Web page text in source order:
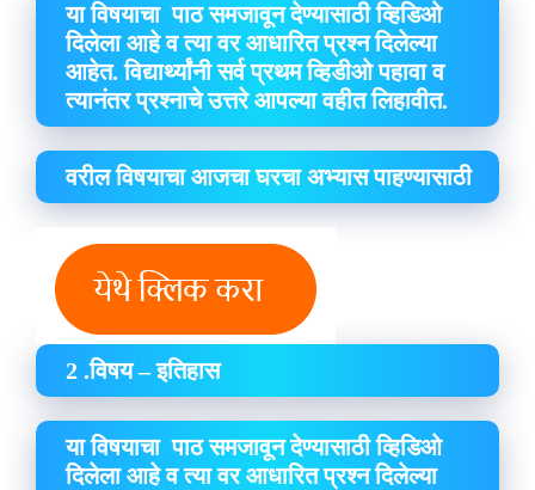
या विषयाचा पाठ समजावून देण्यासाठी व्हिडिओ
दिलेला आहे व त्या वर आधारित प्रश्न दिलेल्या
आहेत. विद्यार्थ्यांनी सर्व प्रथम व्हिडीओ पहावा व
त्यानंतर प्रश्नाचे उत्तरे आपल्या वहीत लिहावीत.
वरील विषयाचा आजचा घरचा अभ्यास पाहण्यासाठी
2 .विषय – इतिहास
या विषयाचा पाठ समजावून देण्यासाठी व्हिडिओ
दिलेला आहे व त्या वर आधारित प्रश्न दिलेल्या